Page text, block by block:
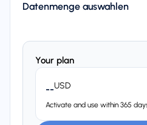
Datenmenge auswahlen
Your plan
--USD
Activate and use within 365